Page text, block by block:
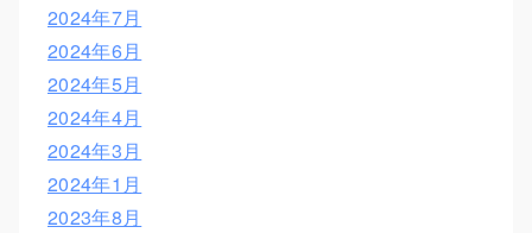
2024年7月
2024年6月
2024年5月
2024年4月
2024年3月
2024年1月
2023年8月